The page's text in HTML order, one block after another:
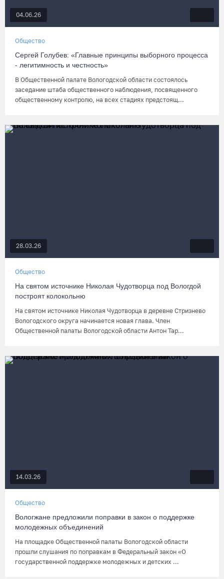
04.06.26
Общество
Сергей Голубев: «Главные принципы выборного процесса
- легитимность и честность»
В Общественной палате Вологодской области состоялось
заседание штаба общественного наблюдения, посвященного
общественному контролю, на всех стадиях предстоящ...
28.03.26
Общество
На святом источнике Николая Чудотворца под Вологдой
построят колокольню
На святом источнике Николая Чудотворца в деревне Стризнево
Вологодского округа начинается новая глава. Член
Общественной палаты Вологодской области Антон Тар...
14.03.26
Общество
Вологжане предложили поправки в закон о поддержке
молодежных объединений
На площадке Общественной палаты Вологодской области
прошли слушания по поправкам в Федеральный закон «О
государственной поддержке молодежных и детских ...